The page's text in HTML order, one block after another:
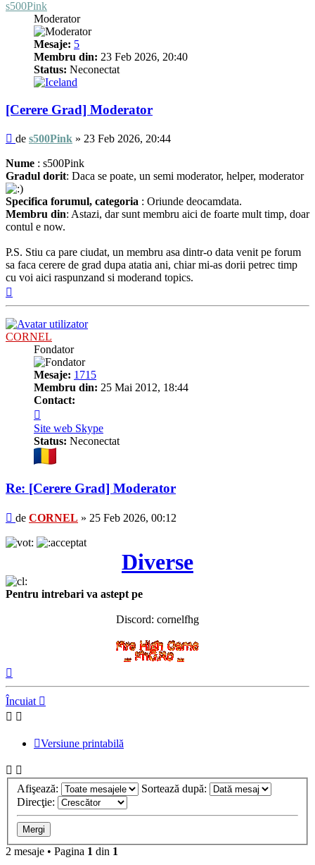
s500Pink
Moderator
Mesaje: 5
Membru din: 23 Feb 2026, 20:40
Status: Neconectat
[Cerere Grad] Moderator
Mesaj
de s500Pink » 23 Feb 2026, 20:44
Nume : s500Pink
Gradul dorit: Daca se poate, un semi moderator, helper, moderator
Specifica forumul, categoria : Oriunde deocamdata.
Membru din: Astazi, dar sunt membru aici de foarte mult timp, doar
contul e now.
P.S. Stiu ca pare ciudat, un membru asa dintr-o data venit pe forum
sa faca cerere de grad dupa atatia ani, chiar mi-as dorii petrec timp
cu voi aici raspunzand si moderand topics.
CORNEL
Fondator
Mesaje: 1715
Membru din: 25 Mai 2012, 18:44
Contact:
pe
CORNEL
Site web Skype
Status: Neconectat
Re: [Cerere Grad] Moderator
Mesaj
de CORNEL » 25 Feb 2026, 00:12
Diverse
Pentru intrebari va astept pe
Discord: cornelfhg
Încuiat
Versiune printabilă
Afişează:
Sortează după:
Direcţie:
2 mesaje • Pagina 1 din 1